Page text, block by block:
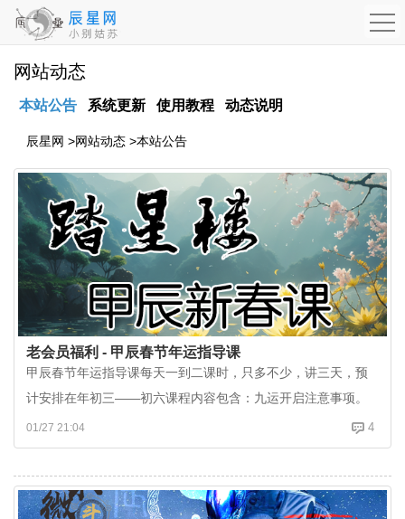
网站动态
本站公告 系统更新 使用教程 动态说明
辰星网 >网站动态 >本站公告
老会员福利 - 甲辰春节年运指导课
甲辰春节年运指导课每天一到二课时，只多不少，讲三天，预
计安排在年初三——初六课程内容包含：九运开启注意事项。
甲辰年的四化状态。讲下廉破武阳四颗星。甲辰年调...
4
01/27 21:04